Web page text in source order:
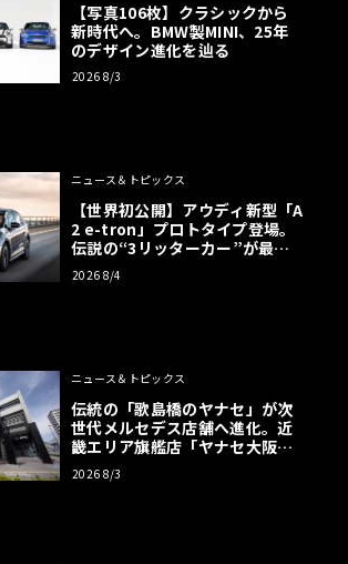
【写真106枚】クラシックから
新時代へ。BMW製MINI、25年
のデザイン進化を辿る
2026 8/3
ニュース＆トピックス
【世界初公開】アウディ新型「A
2 e-tron」プロトタイプ登場。
伝説の“3リッターカー”が最高
効率エントリーBEVとして復活
【画像38枚】
2026 8/4
ニュース＆トピックス
伝統の「歌島橋のヤナセ」が次
世代メルセデス店舗へ進化。近
畿エリア旗艦店「ヤナセ大阪支
店」がリニューアル
2026 8/3